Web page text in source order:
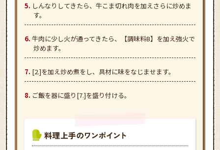
しんなりしてきたら、牛こま切れ肉を加えさらに炒めま
す。
牛肉に少し火が通ってきたら、【調味料B】を加え強火で
炒めます。
[2.]を加え炒め煮をし、具材に味をなじませます。
ご飯を器に盛り[7.]を盛り付ける。